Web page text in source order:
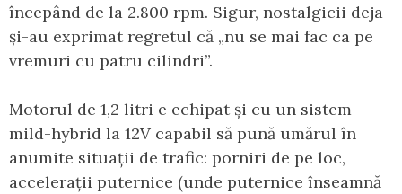
începând de la 2.800 rpm. Sigur, nostalgicii deja
și-au exprimat regretul că „nu se mai fac ca pe
vremuri cu patru cilindri”.
Motorul de 1,2 litri e echipat și cu un sistem
mild-hybrid la 12V capabil să pună umărul în
anumite situații de trafic: porniri de pe loc,
accelerații puternice (unde puternice înseamnă